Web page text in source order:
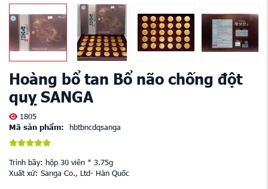
Hoàng bổ tan Bổ não chống đột
quỵ SANGA
1805
Mã sản phẩm:
hbtbncdqsanga
Trình bầy: hộp 30 viên * 3.75g
Xuất xứ: Sanga Co., Ltd- Hàn Quốc